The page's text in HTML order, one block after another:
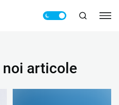
noi articole